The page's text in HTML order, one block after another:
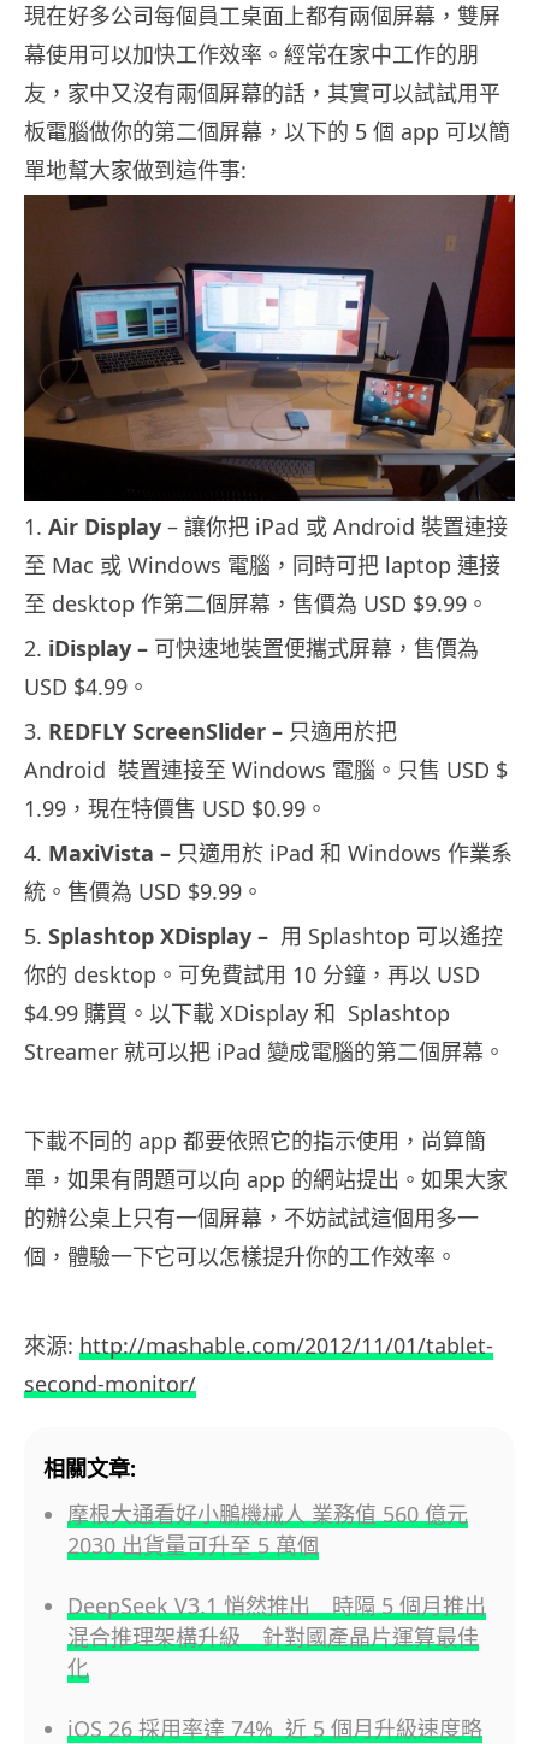
現在好多公司每個員工桌面上都有兩個屏幕，雙屏
幕使用可以加快工作效率。經常在家中工作的朋
友，家中又沒有兩個屏幕的話，其實可以試試用平
板電腦做你的第二個屏幕，以下的 5 個 app 可以簡
單地幫大家做到這件事:
1. Air Display – 讓你把 iPad 或 Android 裝置連接
至 Mac 或 Windows 電腦，同時可把 laptop 連接
至 desktop 作第二個屏幕，售價為 USD $9.99。
2. iDisplay – 可快速地裝置便攜式屏幕，售價為
USD $4.99。
3. REDFLY ScreenSlider – 只適用於把
Android 裝置連接至 Windows 電腦。只售 USD $
1.99，現在特價售 USD $0.99。
4. MaxiVista – 只適用於 iPad 和 Windows 作業系
統。售價為 USD $9.99。
5. Splashtop XDisplay – 用 Splashtop 可以遙控
你的 desktop。可免費試用 10 分鐘，再以 USD
$4.99 購買。以下載 XDisplay 和 Splashtop
Streamer 就可以把 iPad 變成電腦的第二個屏幕。
下載不同的 app 都要依照它的指示使用，尚算簡
單，如果有問題可以向 app 的網站提出。如果大家
的辦公桌上只有一個屏幕，不妨試試這個用多一
個，體驗一下它可以怎樣提升你的工作效率。
來源: http://mashable.com/2012/11/01/tablet-
second-monitor/
相關文章:
摩根大通看好小鵬機械人 業務值 560 億元
2030 出貨量可升至 5 萬個
DeepSeek V3.1 悄然推出 時隔 5 個月推出
混合推理架構升級 針對國產晶片運算最佳
化
iOS 26 採用率達 74% 近 5 個月升級速度略